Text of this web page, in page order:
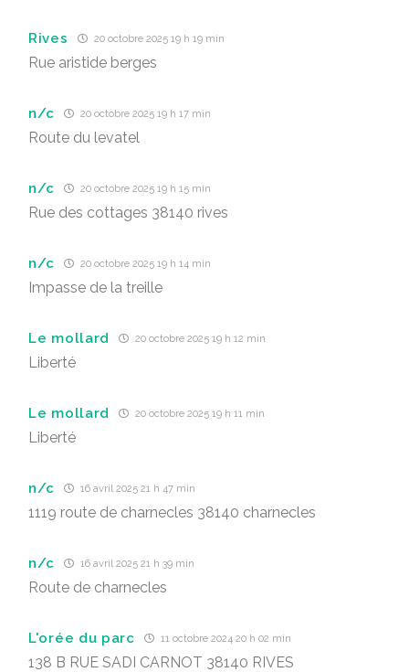
Rives 20 octobre 2025 19 h 19 min
Rue aristide berges
n/c 20 octobre 2025 19 h 17 min
Route du levatel
n/c 20 octobre 2025 19 h 15 min
Rue des cottages 38140 rives
n/c 20 octobre 2025 19 h 14 min
Impasse de la treille
Le mollard 20 octobre 2025 19 h 12 min
Liberté
Le mollard 20 octobre 2025 19 h 11 min
Liberté
n/c 16 avril 2025 21 h 47 min
1119 route de charnecles 38140 charnecles
n/c 16 avril 2025 21 h 39 min
Route de charnecles
L'orée du parc 11 octobre 2024 20 h 02 min
138 B RUE SADI CARNOT 38140 RIVES